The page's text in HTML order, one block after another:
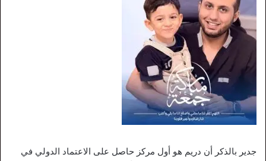
جدير بالذكر أن دريم هو أول مركز حاصل على الاعتماد الدولي في